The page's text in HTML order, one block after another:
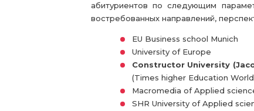
абитуриентов по следующим
востребованных направлений,
EU Business school Munich
University of Europe
Constructor University
(Times higher Education
Macromedia of Applied
SHR University of Applied